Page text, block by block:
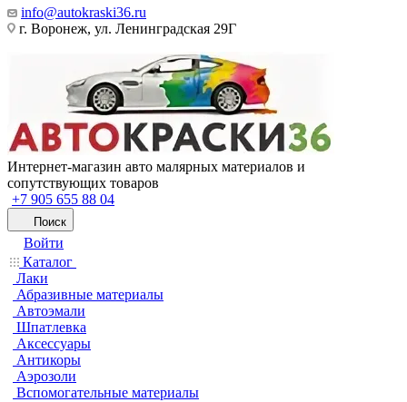
info@autokraski36.ru
г. Воронеж, ул. Ленинградская 29Г
Интернет-магазин авто малярных материалов и
сопутствующих товаров
+7 905 655 88 04
Поиск
Войти
Каталог
Лаки
Абразивные материалы
Автоэмали
Шпатлевка
Аксессуары
Антикоры
Аэрозоли
Вспомогательные материалы